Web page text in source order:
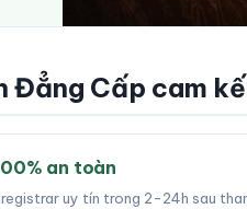
Đẳng Cấp cam
an toàn
registrar uy tín trong 2-24h sau